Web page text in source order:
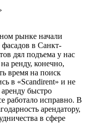
рынке начали
фасадов в Санкт-
дял подъема у нас
ренду, конечно,
время на поиск
в «Scandirent» и не
быстро
работало исправно. В
арендатору,
в сфере